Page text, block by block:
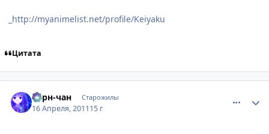
_http://myanimelist.net/profile/Keiyaku
Цитата
Берн-чан Старожилы
16 Апреля, 201115 г